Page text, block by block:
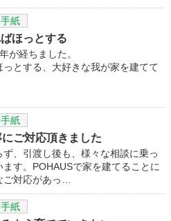
紙
ほっとする
が経ちました。
とする、大好きな我が家を建てて
紙
ご対応頂きました
、引渡し後も、様々な相談に乗っ
す。POHAUSで家を建てることに
対応があっ…
紙